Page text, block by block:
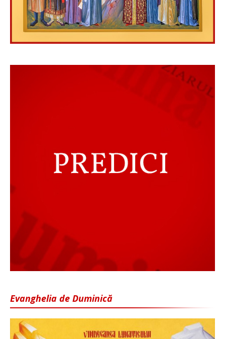
Evanghelia de Duminică